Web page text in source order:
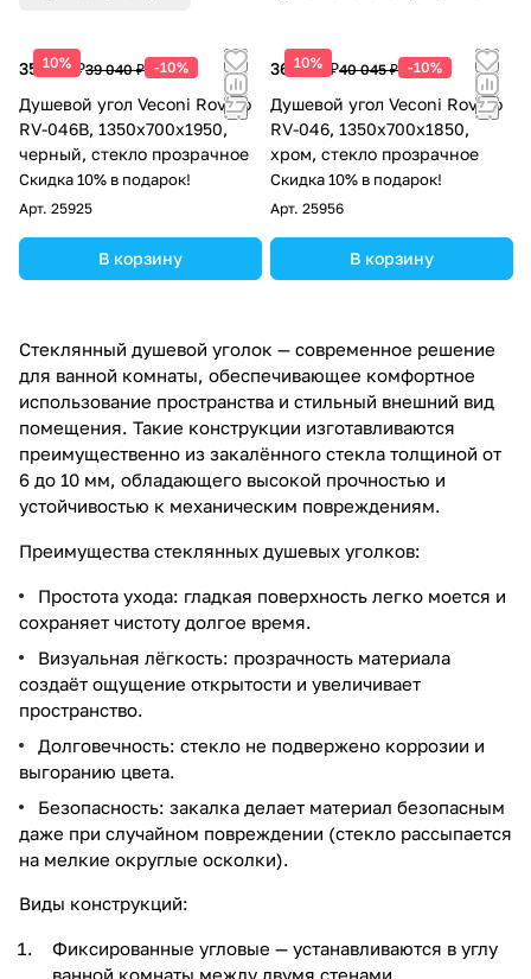
10%
35 136 ₽39 040 ₽ -10%
Душевой угол Veconi Rovigo
RV-046B, 1350х700х1950,
черный, стекло прозрачное
Скидка 10% в подарок!
Арт. 25925
В корзину
10%
36 041 ₽40 045 ₽ -10%
Душевой угол Veconi Rovigo
RV-046, 1350х700х1850,
хром, стекло прозрачное
Скидка 10% в подарок!
Арт. 25956
В корзину
Стеклянный душевой уголок — современное решение
для ванной комнаты, обеспечивающее комфортное
использование пространства и стильный внешний вид
помещения. Такие конструкции изготавливаются
преимущественно из закалённого стекла толщиной от
6 до 10 мм, обладающего высокой прочностью и
устойчивостью к механическим повреждениям.
Преимущества стеклянных душевых уголков:
Простота ухода: гладкая поверхность легко моется и
сохраняет чистоту долгое время.
Визуальная лёгкость: прозрачность материала
создаёт ощущение открытости и увеличивает
пространство.
Долговечность: стекло не подвержено коррозии и
выгоранию цвета.
Безопасность: закалка делает материал безопасным
даже при случайном повреждении (стекло рассыпается
на мелкие округлые осколки).
Виды конструкций:
Фиксированные угловые — устанавливаются в углу
ванной комнаты между двумя стенами.